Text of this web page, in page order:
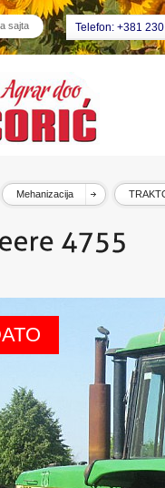
sajta Telefon: +381
Mehanizacija